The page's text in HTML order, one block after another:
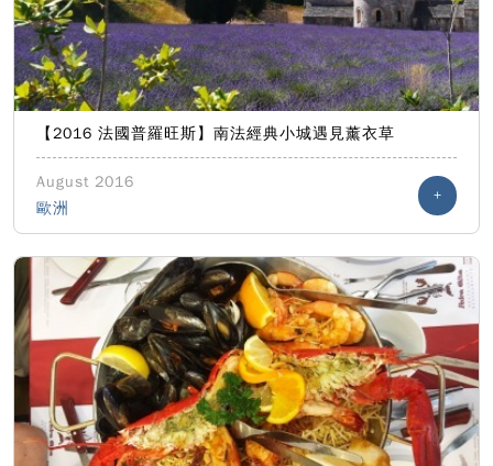
【2016 法國普羅旺斯】南法經典小城遇見薰衣草
August 2016
歐洲
+